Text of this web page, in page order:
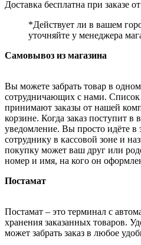
Доставка бесплатна при заказе
*Действует ли в вашем
уточняйте у менеджера
Самовывоз из магазина
Вы можете забрать товар в
сотрудничающих с нами. Список
принимают заказы от нашей
корзине. Когда заказ поступит в
уведомление. Вы просто идёте в
сотруднику в кассовой зоне и
покупку может ваш друг или
номер и имя, на кого он
Постамат
Постамат – это терминал с
хранения заказанных товаров.
может забрать заказ в любое